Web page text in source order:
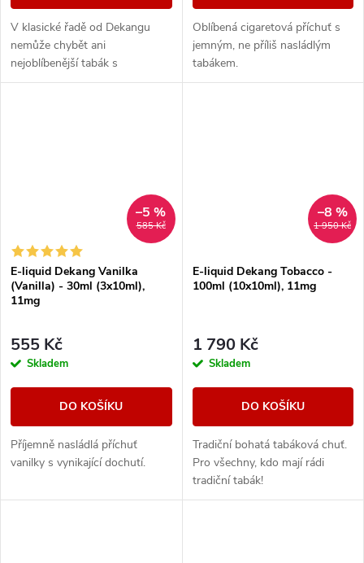
V klasické řadě od Dekangu
nemůže chybět ani
nejoblíbenější tabák s
legendárním velbloudem.
Oblíbená cigaretová příchuť s
jemným, ne příliš nasládlým
tabákem.
585 Kč
–5 %
E-liquid Dekang Vanilka
(Vanilla) - 30ml (3x10ml),
11mg
555 Kč
Skladem
DO KOŠÍKU
Příjemně nasládlá příchuť
vanilky s vynikající dochutí.
1 950 Kč
–8 %
E-liquid Dekang Tobacco -
100ml (10x10ml), 11mg
1 790 Kč
Skladem
DO KOŠÍKU
Tradiční bohatá tabáková chuť.
Pro všechny, kdo mají rádi
tradiční tabák!